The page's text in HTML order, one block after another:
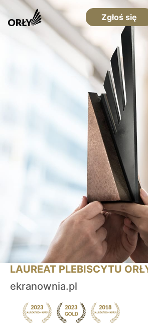
Zgłoś się
LAUREAT PLEBISCYTU
ekranownia.pl